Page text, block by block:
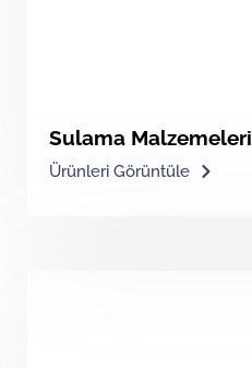
Sulama Malzemeleri
Ürünleri Görüntüle